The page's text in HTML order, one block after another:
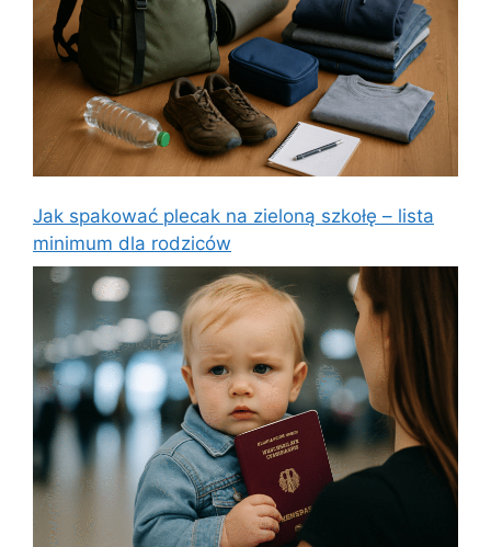
Jak spakować plecak na zieloną szkołę – lista
minimum dla rodziców